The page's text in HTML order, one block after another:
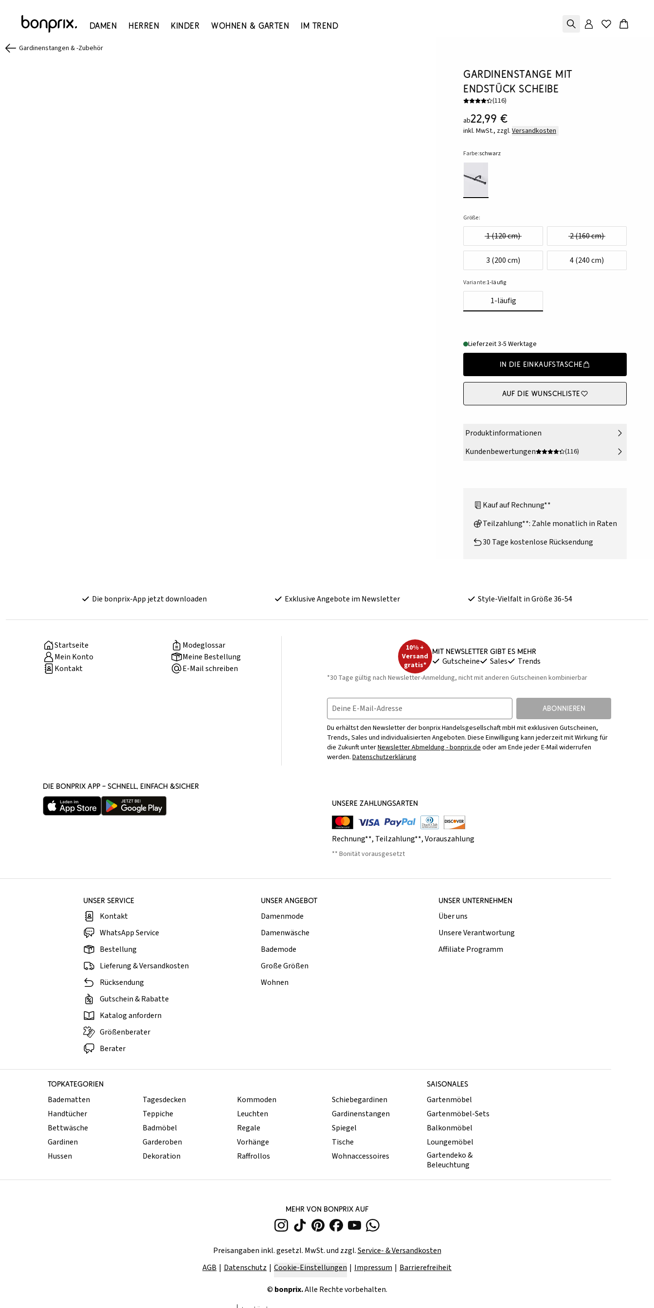
Damen Herren Kinder Wohnen & Garten Im Trend
Gardinenstangen & -Zubehör
Gardinenstange mit
Endstück Scheibe
(116)
ab22,99 €
inkl. MwSt., zzgl. Versandkosten
Farbe:schwarz
Größe:
1 (120 cm) 2 (160 cm)
3 (200 cm) 4 (240 cm)
Variante:1-läufig
1-läufig
Lieferzeit 3-5 Werktage
In die Einkaufstasche
Auf die Wunschliste
Produktinformationen
Kundenbewertungen
(116)
Kauf auf Rechnung**
Teilzahlung**: Zahle monatlich in Raten
30 Tage kostenlose Rücksendung
Die bonprix-App jetzt downloaden Exklusive Angebote im Newsletter Style-Vielfalt in Größe 36-54
Startseite
Modeglossar
Mein Konto
Meine Bestellung
Kontakt
E-Mail schreiben
10% +
Versand
gratis*
Mit Newsletter gibt es mehr
Gutscheine Sales Trends
*30 Tage gültig nach Newsletter-Anmeldung, nicht mit anderen Gutscheinen kombinierbar
Deine E-Mail-Adresse ABONNIEREN
Du erhältst den Newsletter der bonprix Handelsgesellschaft mbH mit exklusiven Gutscheinen,
Trends, Sales und individualisierten Angeboten. Diese Einwilligung kann jederzeit mit Wirkung für
die Zukunft unterNewsletter Abmeldung - bonprix.deoder am Ende jeder E-Mail widerrufen
werden. Datenschutzerklärung
DIE BONPRIX APP – SCHNELL, EINFACH &SICHER
UNSERE ZAHLUNGSARTEN
Rechnung**, Teilzahlung**,Vorauszahlung
** Bonität vorausgesetzt
UNSER SERVICE
Kontakt
WhatsApp Service
Bestellung
Lieferung & Versandkosten
Rücksendung
Gutschein & Rabatte
Katalog anfordern
Größenberater
Berater
UNSER ANGEBOT
Damenmode
Damenwäsche
Bademode
Große Größen
Wohnen
UNSER UNTERNEHMEN
Über uns
Unsere Verantwortung
Affiliate Programm
TOPKATEGORIEN SAISONALES
Badematten
Handtücher
Bettwäsche
Gardinen
Hussen
Tagesdecken
Teppiche
Badmöbel
Garderoben
Dekoration
Kommoden
Leuchten
Regale
Vorhänge
Raffrollos
Schiebegardinen
Gardinenstangen
Spiegel
Tische
Wohnaccessoires
Gartenmöbel
Gartenmöbel-Sets
Balkonmöbel
Loungemöbel
Gartendeko &
Beleuchtung
MEHR VON BONPRIX AUF
Preisangaben inkl. gesetzl. MwSt. und zzgl.Service- & Versandkosten
AGB
Datenschutz Cookie-Einstellungen Impressum Barrierefreiheit
© bonprix.Alle Rechte vorbehalten.